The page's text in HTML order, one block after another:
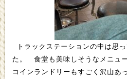
た。 食堂も美味しそうなメニューが沢山並んでいたし、
コインランドリーもすごく沢山あって